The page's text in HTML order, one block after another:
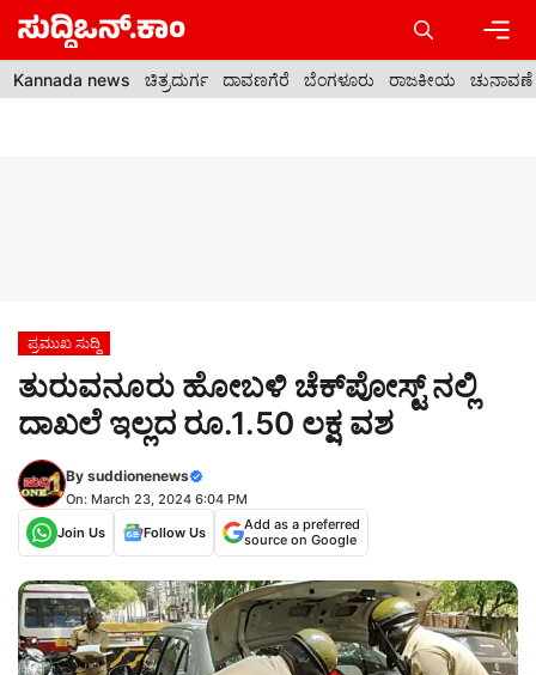
Skip
content
Kannada news ಚಿತ್ರದುರ್ಗ ದಾವಣಗೆರೆ ಬೆಂಗಳೂರು ರಾಜಕೀಯ ಚುನಾವಣೆ
ಪ್ರಮುಖ ಸುದ್ದಿ
ತುರುವನೂರು ಹೋಬಳಿ ಚೆಕ್‍ಪೋಸ್ಟ್ ನಲ್ಲಿ
ದಾಖಲೆ ಇಲ್ಲದ ರೂ.1.50 ಲಕ್ಷ ವಶ
By suddionenews
On: March 23, 2024 6:04 PM
Join Us
Follow Us
Add as a preferred
source on Google